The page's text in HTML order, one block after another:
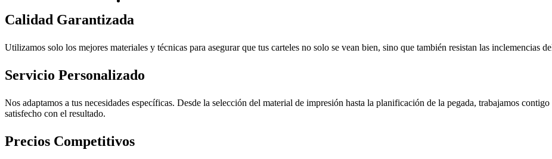
Calidad Garantizada
Utilizamos solo los mejores materiales y técnicas para asegurar que tus carteles no solo se vean bien, sino que también resistan las inclemencias
Servicio Personalizado
Nos adaptamos a tus necesidades específicas. Desde la selección del material de impresión hasta la planificación de la pegada, trabajamos
satisfecho con el resultado.
Precios Competitivos